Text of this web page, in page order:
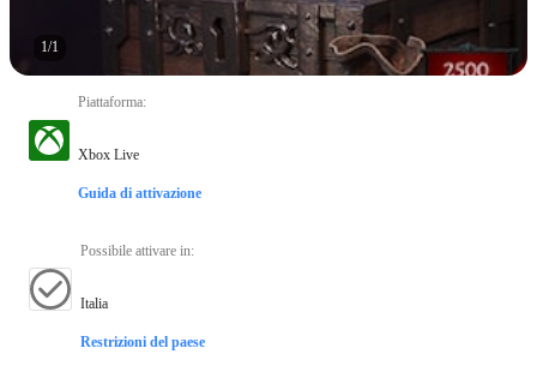
1/1
Piattaforma:
Xbox Live
Guida di attivazione
Possibile attivare in:
Italia
Restrizioni del paese